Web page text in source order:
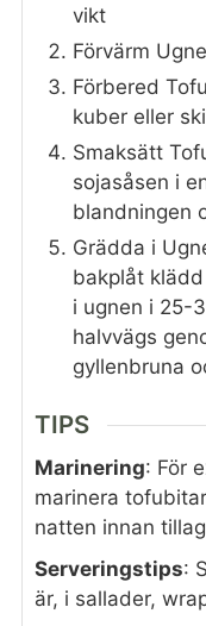
vikt
Förvärm
Förbered
kuber eller
Smaksätt
sojasåsen i
blandningen
Grädda i
bakplåt
i ugnen i 25-
halvvägs
gyllenbruna
TIPS
Marinering: För
marinera
natten innan
Serveringstips:
är, i sallader,